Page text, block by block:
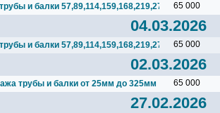
и балки 65 000
04.03.2026
и балки 65 000
02.03.2026
трубы и балки от 25мм до 325мм 65 000
27.02.2026